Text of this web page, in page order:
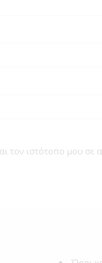
τον ιστότοπο μου